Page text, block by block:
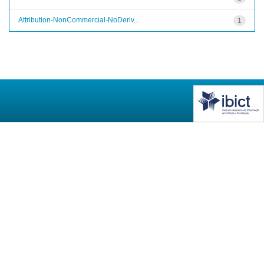
1
Attribution-NonCommercial-NoDeriv...